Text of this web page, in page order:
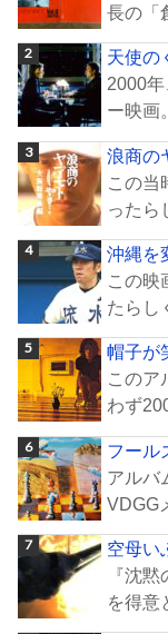
長の「
天使の
2000
ー映画
浪商の
この当
ったら
沖縄を
この映
たらし
帽子が
このア
わず
フール
アルバ
VDGG
空母い
『沈
を得意